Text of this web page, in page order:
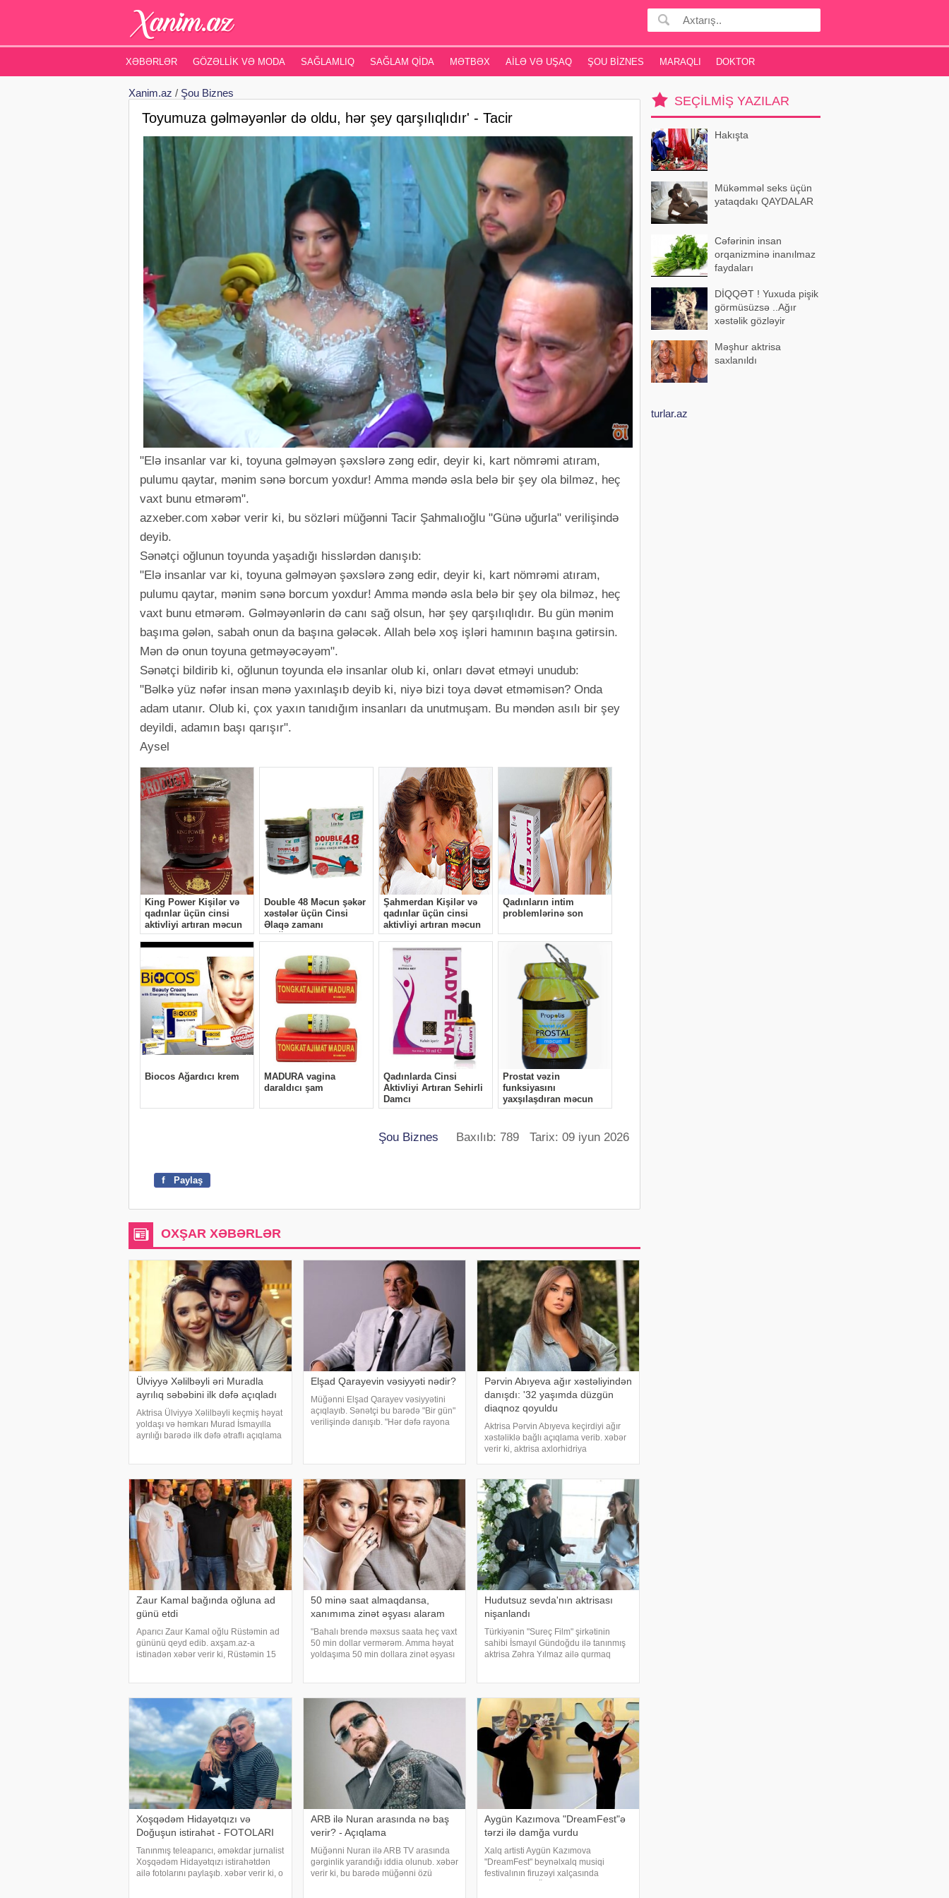
XƏBƏRLƏR GÖZƏLLIK VƏ MODA SAĞLAMLIQ SAĞLAM QIDA MƏTBƏX AILƏ VƏ UŞAQ ŞOU BIZNES MARAQLI DOKTOR
Xanim.az / Şou Biznes
Toyumuza gəlməyənlər də oldu, hər şey qarşılıqlıdır' - Tacir
"Elə insanlar var ki, toyuna gəlməyən şəxslərə zəng edir, deyir ki, kart nömrəmi atıram,
pulumu qaytar, mənim sənə borcum yoxdur! Amma məndə əsla belə bir şey ola bilməz, heç
vaxt bunu etmərəm".
azxeber.com xəbər verir ki, bu sözləri müğənni Tacir Şahmalıoğlu "Günə uğurla" verilişində
deyib.
Sənətçi oğlunun toyunda yaşadığı hisslərdən danışıb:
"Elə insanlar var ki, toyuna gəlməyən şəxslərə zəng edir, deyir ki, kart nömrəmi atıram,
pulumu qaytar, mənim sənə borcum yoxdur! Amma məndə əsla belə bir şey ola bilməz, heç
vaxt bunu etmərəm. Gəlməyənlərin də canı sağ olsun, hər şey qarşılıqlıdır. Bu gün mənim
başıma gələn, sabah onun da başına gələcək. Allah belə xoş işləri hamının başına gətirsin.
Mən də onun toyuna getməyəcəyəm".
Sənətçi bildirib ki, oğlunun toyunda elə insanlar olub ki, onları dəvət etməyi unudub:
"Bəlkə yüz nəfər insan mənə yaxınlaşıb deyib ki, niyə bizi toya dəvət etməmisən? Onda
adam utanır. Olub ki, çox yaxın tanıdığım insanları da unutmuşam. Bu məndən asılı bir şey
deyildi, adamın başı qarışır".
Aysel
Şou Biznes Baxılıb: 789 Tarix: 09 iyun 2026
f Paylaş
OXŞAR XƏBƏRLƏR
Ülviyyə Xəlilbəyli əri Muradla
ayrılıq səbəbini ilk dəfə açıqladı
Aktrisa Ülviyyə Xəlilbəyli keçmiş həyat
yoldaşı və həmkarı Murad İsmayılla
ayrılığı barədə ilk dəfə ətraflı açıqlama
Elşad Qarayevin vəsiyyəti nədir?
Müğənni Elşad Qarayev vəsiyyətini
açıqlayıb. Sənətçi bu barədə "Bir gün"
verilişində danışıb. "Hər dəfə rayona
Pərvin Abıyeva ağır xəstəliyindən
danışdı: '32 yaşımda düzgün
diaqnoz qoyuldu
Aktrisa Pərvin Abıyeva keçirdiyi ağır
xəstəliklə bağlı açıqlama verib. xəbər
verir ki, aktrisa axlorhidriya
bilmədiyini bildirib. "Bu əməliyyat
Azərbaycand
Zaur Kamal bağında oğluna ad
günü etdi
Aparıcı Zaur Kamal oğlu Rüstəmin ad
gününü qeyd edib. axşam.az-a
istinadən xəbər verir ki, Rüstəmin 15
Zaur ailəsi il
50 minə saat almaqdansa,
xanımıma zinət əşyası alaram
"Bahalı brendə məxsus saata heç vaxt
50 min dollar vermərəm. Amma həyat
yoldaşıma 50 min dollara zinət əşyası
Hudutsuz sevda'nın aktrisası
nişanlandı
Türkiyənin "Sureç Film" şirkətinin
sahibi İsmayıl Gündoğdu ilə tanınmış
aktrisa Zəhra Yılmaz ailə qurmaq
tanınmış simala
Xoşqədəm Hidayətqızı və
Doğuşun istirahət - FOTOLARI
Tanınmış teleaparıcı, əməkdar jurnalist
Xoşqədəm Hidayətqızı istirahətdən
ailə fotolarını paylaşıb. xəbər verir ki, o
ARB ilə Nuran arasında nə baş
verir? - Açıqlama
Müğənni Nuran ilə ARB TV arasında
gərginlik yarandığı iddia olunub. xəbər
verir ki, bu barədə müğənni özü
Aygün Kazımova "DreamFest"ə
tərzi ilə damğa vurdu
Xalq artisti Aygün Kazımova
"DreamFest" beynəlxalq musiqi
festivalının firuzəyi xalçasında
SEÇILMIŞ YAZILAR
Hakışta
Mükəmməl seks üçün
yataqdakı QAYDALAR
Cəfərinin insan
orqanizminə inanılmaz
faydaları
DİQQƏT ! Yuxuda pişik
görmüsüzsə ..Ağır
xəstəlik gözləyir
Məşhur aktrisa
saxlanıldı
turlar.az